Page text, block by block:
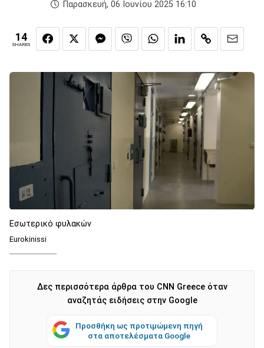
Παρασκευή, 06 Ιουνίου 2025 16:10
14
SHARES
Εσωτερικό φυλακών
Εurokinissi
Δες περισσότερα άρθρα του CNN Greece όταν
αναζητάς ειδήσεις στην Google
Προσθήκη ως προτιμώμενη πηγή
στα αποτελέσματα Google